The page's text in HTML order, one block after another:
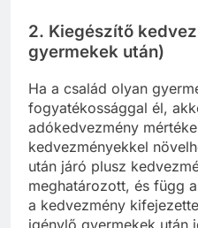
2. Kiegészítő
gyermekek után)
Ha a család olyan
fogyatékossággal él,
adókedvezmény
kedvezményekkel
után járó plusz
meghatározott, és függ
a kedvezmény
igénylő gyermekek után